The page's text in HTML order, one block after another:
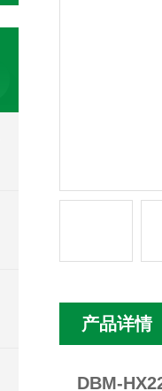
产品详情
DBM-